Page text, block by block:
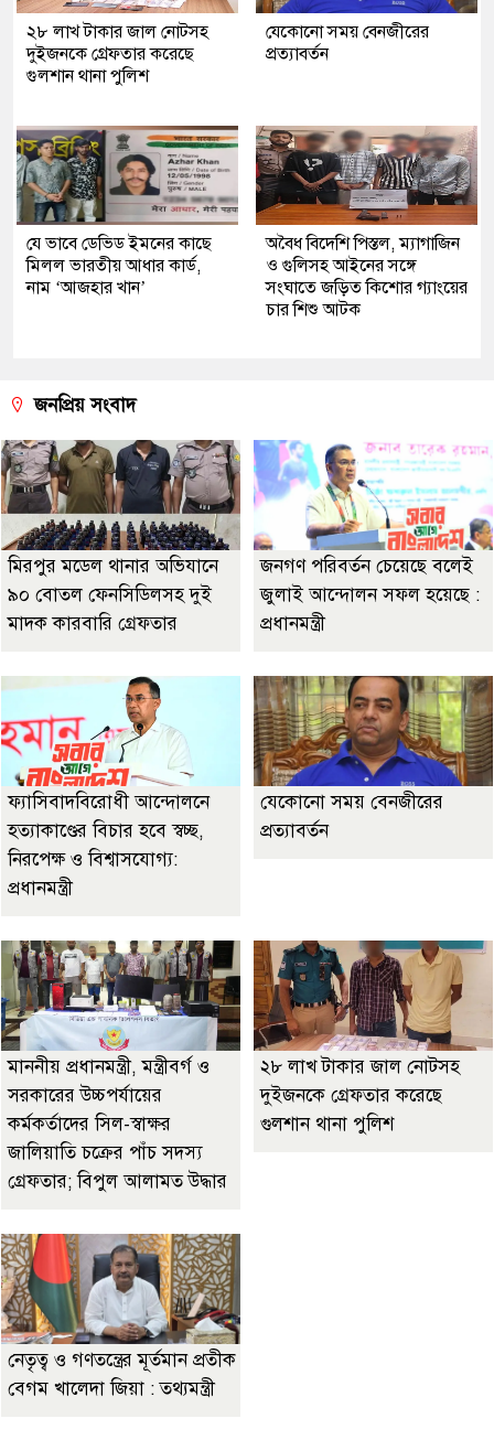
২৮ লাখ টাকার জাল নোটসহ
দুইজনকে গ্রেফতার করেছে
গুলশান থানা পুলিশ
যেকোনো সময় বেনজীরের
প্রত্যাবর্তন
যে ভাবে ডেভিড ইমনের কাছে
মিলল ভারতীয় আধার কার্ড,
নাম ‘আজহার খান’
অবৈধ বিদেশি পিস্তল, ম্যাগাজিন
ও গুলিসহ আইনের সঙ্গে
সংঘাতে জড়িত কিশোর গ্যাংয়ের
চার শিশু আটক
জনপ্রিয় সংবাদ
মিরপুর মডেল থানার অভিযানে
৯০ বোতল ফেনসিডিলসহ দুই
মাদক কারবারি গ্রেফতার
জনগণ পরিবর্তন চেয়েছে বলেই
জুলাই আন্দোলন সফল হয়েছে :
প্রধানমন্ত্রী
ফ্যাসিবাদবিরোধী আন্দোলনে
হত্যাকাণ্ডের বিচার হবে স্বচ্ছ,
নিরপেক্ষ ও বিশ্বাসযোগ্য:
প্রধানমন্ত্রী
যেকোনো সময় বেনজীরের
প্রত্যাবর্তন
মাননীয় প্রধানমন্ত্রী, মন্ত্রীবর্গ ও
সরকারের উচ্চপর্যায়ের
কর্মকর্তাদের সিল-স্বাক্ষর
জালিয়াতি চক্রের পাঁচ সদস্য
গ্রেফতার; বিপুল আলামত উদ্ধার
২৮ লাখ টাকার জাল নোটসহ
দুইজনকে গ্রেফতার করেছে
গুলশান থানা পুলিশ
নেতৃত্ব ও গণতন্ত্রের মূর্তমান প্রতীক
বেগম খালেদা জিয়া : তথ্যমন্ত্রী